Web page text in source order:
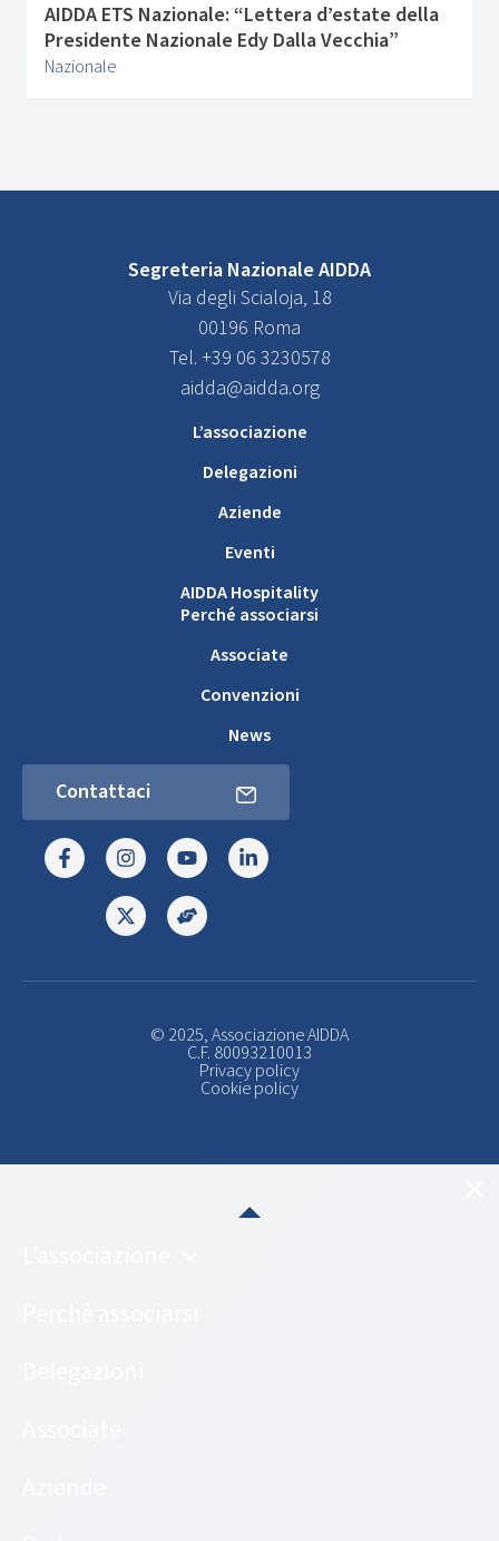
AIDDA ETS Nazionale: “Lettera d’estate della
Presidente Nazionale Edy Dalla Vecchia”
Nazionale
Segreteria Nazionale AIDDA
Via degli Scialoja, 18
00196 Roma
Tel. +39 06 3230578
aidda@aidda.org
L’associazione
Delegazioni
Aziende
Eventi
AIDDA Hospitality
Perché associarsi
Associate
Convenzioni
News
Contattaci
© 2025, Associazione AIDDA
C.F. 80093210013
Privacy policy
Cookie policy